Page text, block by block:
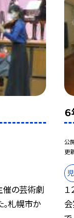
催の芸術劇
札幌市か
公
更